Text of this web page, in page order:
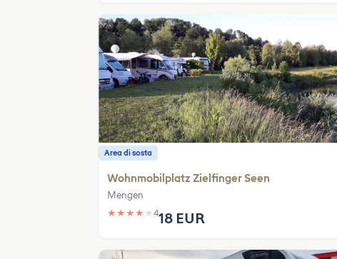
Area di sosta
Wohnmobilplatz Zielfinger Seen
Mengen
★ ★ ★ ★ ★ 418 EUR